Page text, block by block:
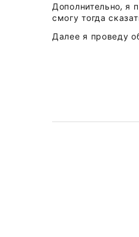
Дополнительно, я
смогу тогда
Далее я проведу